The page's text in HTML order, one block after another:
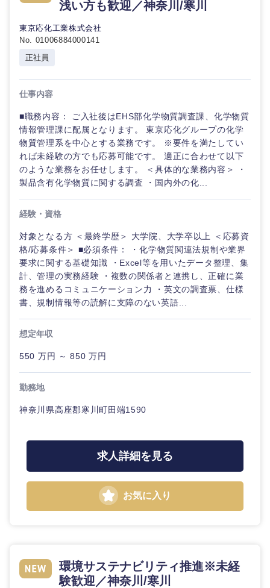
九州・沖縄
福岡県 佐賀県
長崎県
大分県 宮崎県
鹿児島県 沖縄県
浅い方も歓迎／神奈川/寒川
東京応化工業株式会社
No. 01006884000141
正社員
仕事内容
■職務内容： ご入社後はEHS部化学物質調査課、化学物質
情報管理課に配属となります。 東京応化グループの化学
物質管理系を中心とする業務です。 ※要件を満たしてい
れば未経験の方でも応募可能です。 適正に合わせて以下
のような業務をお任せします。 ＜具体的な業務内容＞ ・
製品含有化学物質に関する調査 ・国内外の化...
経験・資格
対象となる方 ＜最終学歴＞ 大学院、大学卒以上 ＜応募資
格/応募条件＞ ■必須条件： ・化学物質関連法規制や業界
要求に関する基礎知識 ・Excel等を用いたデータ整理、集
計、管理の実務経験 ・複数の関係者と連携し、正確に業
務を進めるコミュニケーション力 ・英文の調査票、仕様
書、規制情報等の読解に支障のない英語...
想定年収
550 万円 ～ 850 万円
勤務地
神奈川県高座郡寒川町田端1590
求人詳細を見る
お気に入り
環境サステナビリティ推進※未経
験歓迎／神奈川/寒川